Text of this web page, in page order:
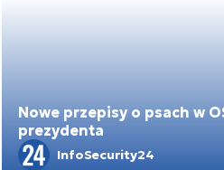
Nowe przepisy o psach w
prezydenta
InfoSecurity24